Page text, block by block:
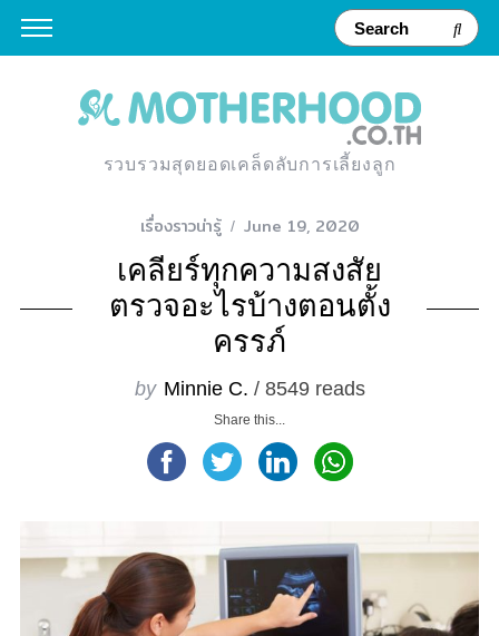
รวบรวมสุดยอดเคล็ดลับการเลี้ยงลูก
เรื่องราวน่ารู้ June 19, 2020
เคลียร์ทุกความสงสัย
ตรวจอะไรบ้างตอนตั้ง
ครรภ์
by Minnie C. / 8549 reads
Share this...